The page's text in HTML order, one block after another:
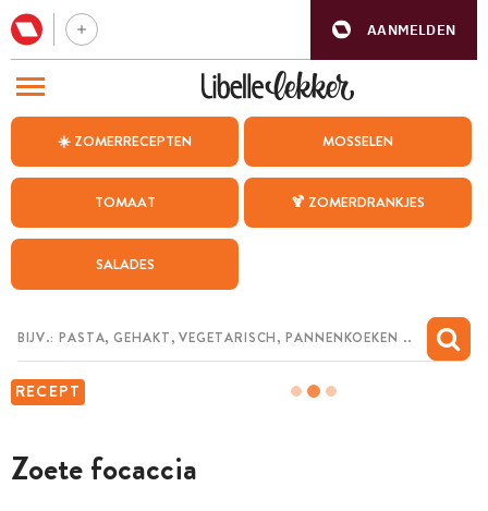
AANMELDEN
☀️ ZOMERRECEPTEN MOSSELEN
TOMAAT 🍹 ZOMERDRANKJES
SALADES
RECEPT
Zoete focaccia
BEZOEK ONZE ANDERE WEBSITES
WEEKMENU
CHAT MET MAIA
MIJN BEWAARDE RECEPTEN